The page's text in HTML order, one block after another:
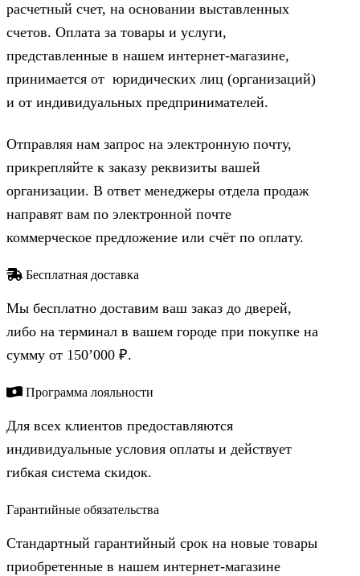
расчетный счет, на основании выставленных
счетов. Оплата за товары и услуги,
представленные в нашем интернет-магазине,
принимается от юридических лиц (организаций)
и от индивидуальных предпринимателей.
Отправляя нам запрос на электронную почту,
прикрепляйте к заказу реквизиты вашей
организации. В ответ менеджеры отдела продаж
направят вам по электронной почте
коммерческое предложение или счёт по оплату.
Бесплатная доставка
Мы бесплатно доставим ваш заказ до дверей,
либо на терминал в вашем городе при покупке на
сумму от 150’000 ₽.
Программа лояльности
Для всех клиентов предоставляются
индивидуальные условия оплаты и действует
гибкая система скидок.
Гарантийные обязательства
Стандартный гарантийный срок на новые товары
приобретенные в нашем интернет-магазине